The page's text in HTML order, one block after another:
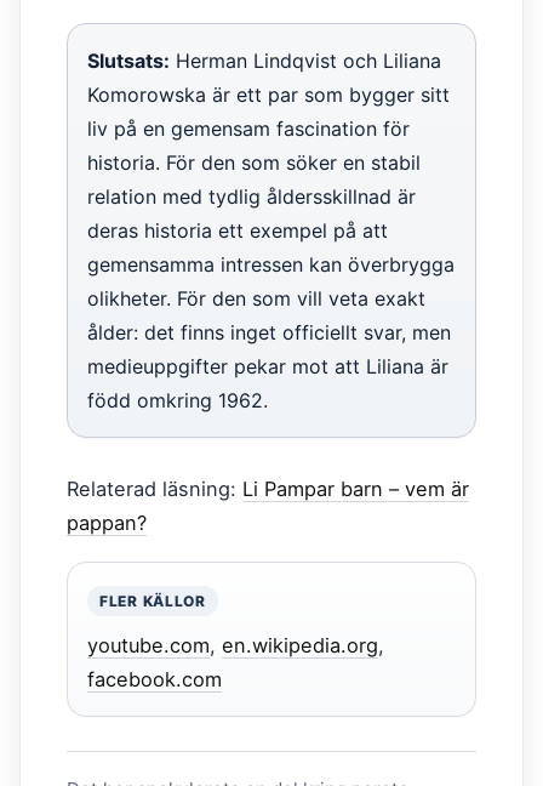
Slutsats: Herman Lindqvist och Liliana
Komorowska är ett par som bygger sitt
liv på en gemensam fascination för
historia. För den som söker en stabil
relation med tydlig åldersskillnad är
deras historia ett exempel på att
gemensamma intressen kan överbrygga
olikheter. För den som vill veta exakt
ålder: det finns inget officiellt svar, men
medieuppgifter pekar mot att Liliana är
född omkring 1962.
Relaterad läsning: Li Pampar barn – vem är
pappan?
FLER KÄLLOR
youtube.com, en.wikipedia.org,
facebook.com